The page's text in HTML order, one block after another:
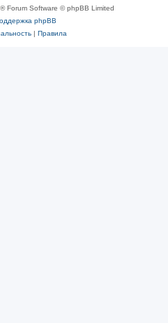
® Forum Software © phpBB Limited
phpBB
| Правила